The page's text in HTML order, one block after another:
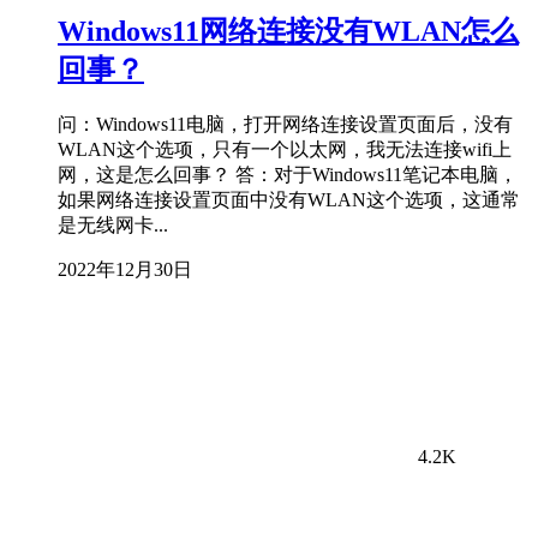
Windows11网络连接没有WLAN怎么
回事？
问：Windows11电脑，打开网络连接设置页面后，没有
WLAN这个选项，只有一个以太网，我无法连接wifi上
网，这是怎么回事？ 答：对于Windows11笔记本电脑，
如果网络连接设置页面中没有WLAN这个选项，这通常
是无线网卡...
2022年12月30日
4.2K